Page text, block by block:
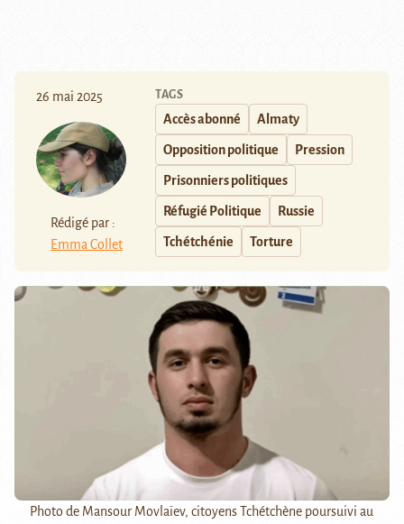
26 mai 2025
Rédigé par :
Emma Collet
TAGS
Accès abonné Almaty
Opposition politique Pression
Prisonniers politiques
Réfugié Politique Russie
Tchétchénie Torture
Photo de Mansour Movlaïev, citoyens Tchétchène poursuivi au